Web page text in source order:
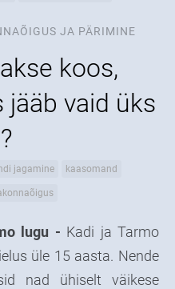
JA PÄRIMINE
koos,
jääb vaid üks
jagamine kaasomand
lugu - Kadi ja Tarmo
üle 15 aasta. Nende
nad ühiselt väikese